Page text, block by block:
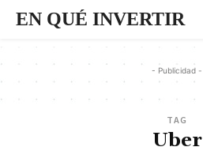
EN QUÉ INVERTIR
- Publicidad -
TAG
Uber